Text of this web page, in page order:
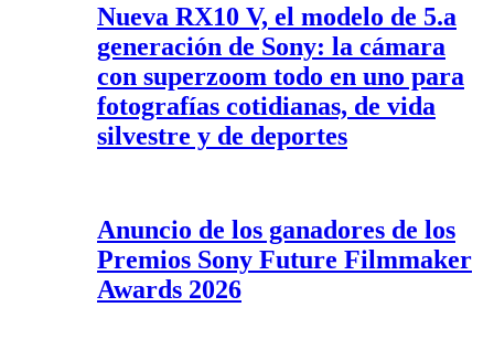
Nueva RX10 V, el modelo de 5.a
generación de Sony: la cámara
con superzoom todo en uno para
fotografías cotidianas, de vida
silvestre y de deportes
Anuncio de los ganadores de los
Premios Sony Future Filmmaker
Awards 2026